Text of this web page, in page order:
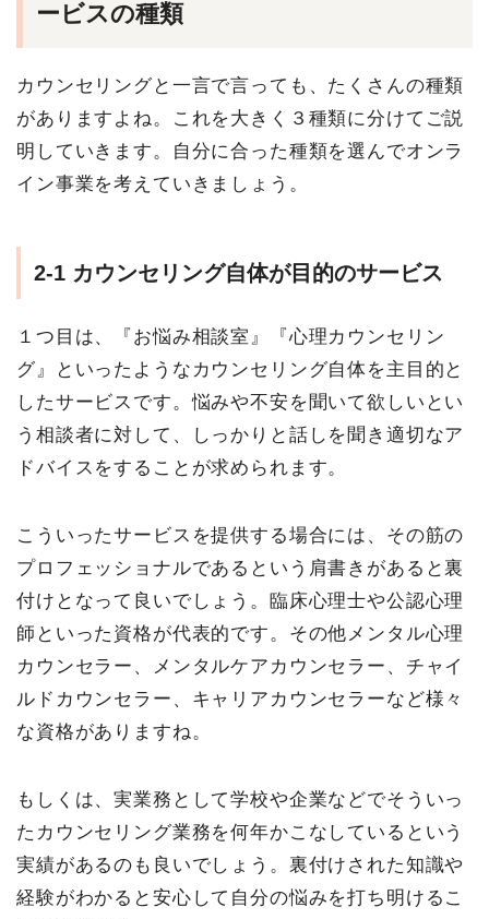
ービスの種類
カウンセリングと一言で言っても、たくさんの種類
がありますよね。これを大きく３種類に分けてご説
明していきます。自分に合った種類を選んでオンラ
イン事業を考えていきましょう。
2-1 カウンセリング自体が目的のサービス
１つ目は、『お悩み相談室』『心理カウンセリン
グ』といったようなカウンセリング自体を主目的と
したサービスです。悩みや不安を聞いて欲しいとい
う相談者に対して、しっかりと話しを聞き適切なア
ドバイスをすることが求められます。
こういったサービスを提供する場合には、その筋の
プロフェッショナルであるという肩書きがあると裏
付けとなって良いでしょう。臨床心理士や公認心理
師といった資格が代表的です。その他メンタル心理
カウンセラー、メンタルケアカウンセラー、チャイ
ルドカウンセラー、キャリアカウンセラーなど様々
な資格がありますね。
もしくは、実業務として学校や企業などでそういっ
たカウンセリング業務を何年かこなしているという
実績があるのも良いでしょう。裏付けされた知識や
経験がわかると安心して自分の悩みを打ち明けるこ